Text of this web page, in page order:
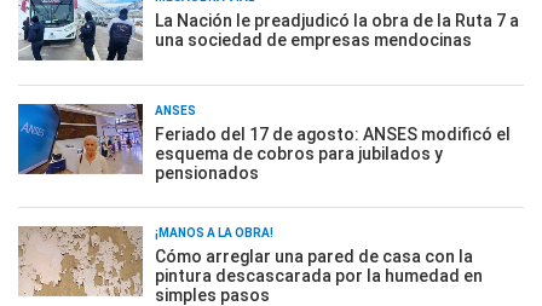
La Nación le preadjudicó la obra de la Ruta 7 a
una sociedad de empresas mendocinas
ANSES
Feriado del 17 de agosto: ANSES modificó el
esquema de cobros para jubilados y
pensionados
¡MANOS A LA OBRA!
Cómo arreglar una pared de casa con la
pintura descascarada por la humedad en
simples pasos